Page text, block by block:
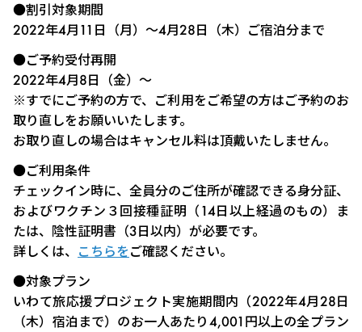
●割引対象期間
2022年4月11日（月）～4月28日（木）ご宿泊分まで
●ご予約受付再開
2022年4月8日（金）～
※すでにご予約の方で、ご利用をご希望の方はご予約のお
取り直しをお願いいたします。
お取り直しの場合はキャンセル料は頂戴いたしません。
●ご利用条件
チェックイン時に、全員分のご住所が確認できる身分証、
およびワクチン３回接種証明（14日以上経過のもの）ま
たは、陰性証明書（3日以内）が必要です。
詳しくは、 こちらをご確認ください。
●対象プラン
いわて旅応援プロジェクト実施期間内（2022年4月28日
（木）宿泊まで）のお一人あたり4,001円以上の全プラン